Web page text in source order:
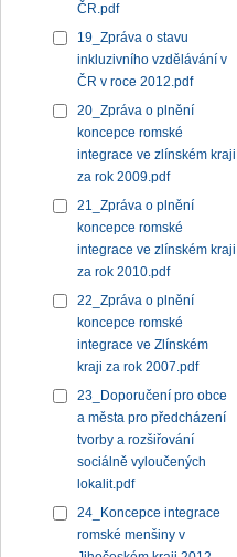
ČR.pdf
19_Zpráva o stavu
inkluzivního vzdělávání v
ČR v roce 2012.pdf
20_Zpráva o plnění
koncepce romské
integrace ve zlínském kraji
za rok 2009.pdf
21_Zpráva o plnění
koncepce romské
integrace ve zlínském kraji
za rok 2010.pdf
22_Zpráva o plnění
koncepce romské
integrace ve Zlínském
kraji za rok 2007.pdf
23_Doporučení pro obce
a města pro předcházení
tvorby a rozšiřování
sociálně vyloučených
lokalit.pdf
24_Koncepce integrace
romské menšiny v